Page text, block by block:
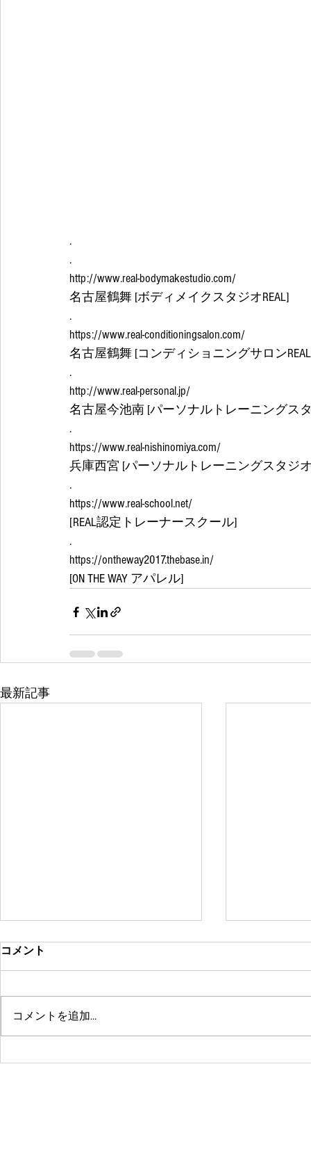
.
.
http://www.real-bodymakestudio.com/
名古屋鶴舞 [ボディメイクスタジオREAL]
.
https://www.real-conditioningsalon.com/
名古屋鶴舞 [コンディショニングサロン
.
http://www.real-personal.jp/
名古屋今池南 [パーソナルトレーニングスタ
.
https://www.real-nishinomiya.com/
兵庫西宮 [パーソナルトレーニングスタジオ
.
https://www.real-school.net/
[REAL認定トレーナースクール]
.
https://ontheway2017.thebase.in/
[ON THE WAY アパレル]
最新記事
コメント
コメントを追加…